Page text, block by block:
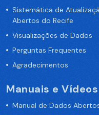
Sistemática de
Abertos do Recife
Visualizações de Dados
Perguntas Frequentes
Agradecimentos
Manuais e Vídeos
Manual de Dados